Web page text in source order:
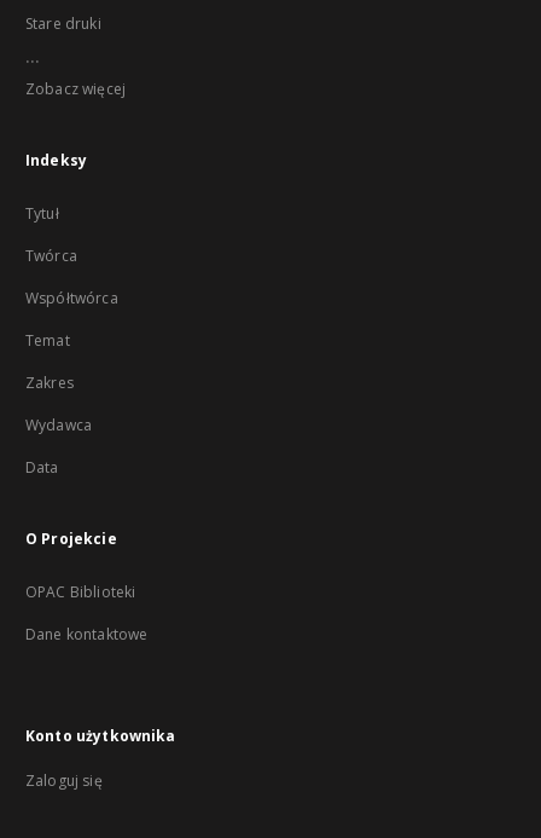
Stare druki
...
Zobacz więcej
Indeksy
Tytuł
Twórca
Współtwórca
Temat
Zakres
Wydawca
Data
O Projekcie
OPAC Biblioteki
Dane kontaktowe
Konto użytkownika
Zaloguj się